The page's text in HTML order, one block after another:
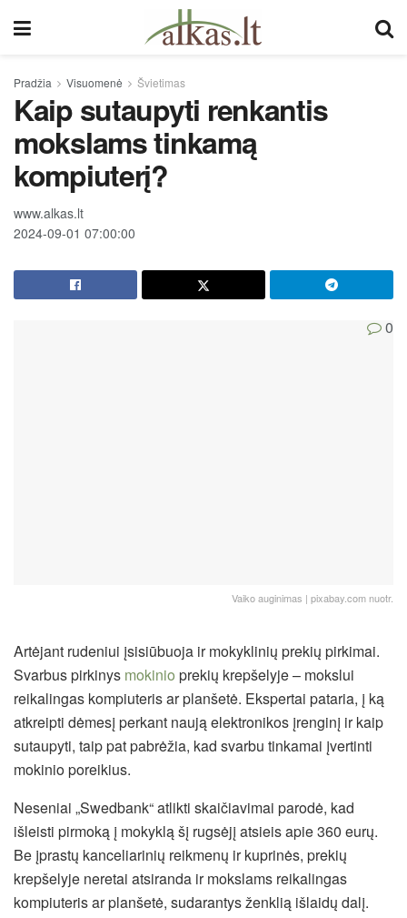
Pradžia Visuomenė Švietimas
Kaip sutaupyti renkantis
mokslams tinkamą
kompiuterį?
www.alkas.lt
2024-09-01 07:00:00
0
Vaiko auginimas | pixabay.com nuotr.
Artėjant rudeniui įsisiūbuoja ir mokyklinių prekių pirkimai.
Svarbus pirkinys mokinio prekių krepšelyje – mokslui
reikalingas kompiuteris ar planšetė. Ekspertai pataria, į ką
atkreipti dėmesį perkant naują elektronikos įrenginį ir kaip
sutaupyti, taip pat pabrėžia, kad svarbu tinkamai įvertinti
mokinio poreikius.
Neseniai „Swedbank“ atlikti skaičiavimai parodė, kad
išleisti pirmoką į mokyklą šį rugsėjį atsieis apie 360 eurų.
Be įprastų kanceliarinių reikmenų ir kuprinės, prekių
krepšelyje neretai atsiranda ir mokslams reikalingas
kompiuteris ar planšetė, sudarantys ženklią išlaidų dalį.